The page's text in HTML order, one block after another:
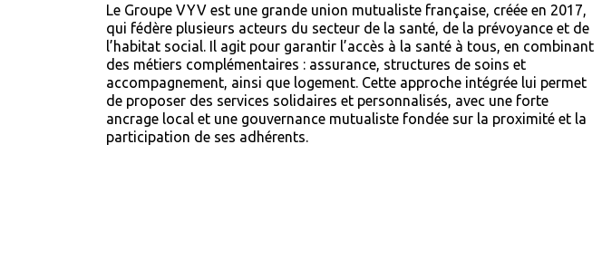
Le Groupe VYV est une grande union mutualiste française, créée en 2017,
qui fédère plusieurs acteurs du secteur de la santé, de la prévoyance et de
l’habitat social. Il agit pour garantir l’accès à la santé à tous, en combinant
des métiers complémentaires : assurance, structures de soins et
accompagnement, ainsi que logement. Cette approche intégrée lui permet
de proposer des services solidaires et personnalisés, avec une forte
ancrage local et une gouvernance mutualiste fondée sur la proximité et la
participation de ses adhérents.